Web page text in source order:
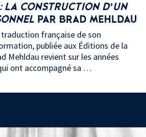
LA CONSTRUCTION D’UN
PAR BRAD MEHLDAU
traduction française de son
publiée aux Éditions de la
Mehldau revient sur les années
ont accompagné sa …